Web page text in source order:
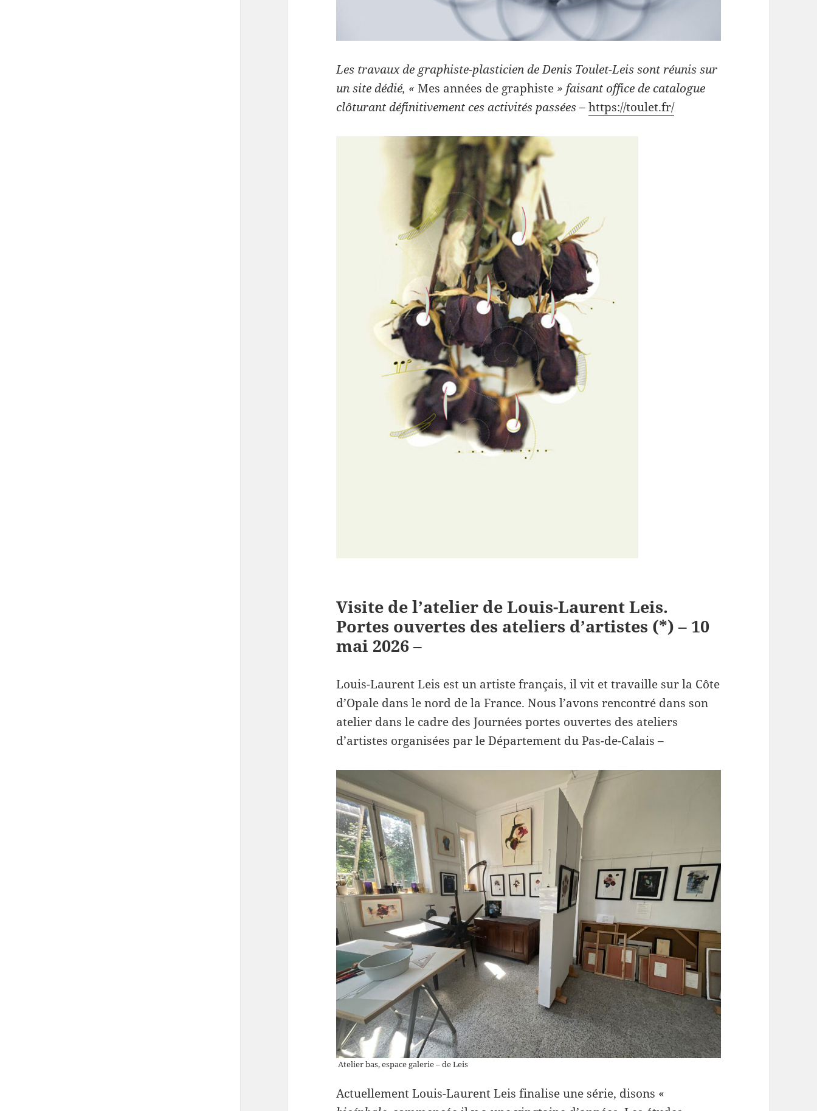
Les travaux de graphiste-plasticien de Denis Toulet-Leis sont réunis sur
un site dédié, «Mes années de graphiste» faisant office de catalogue
clôturant définitivement ces activités passées –https://toulet.fr/
Visite de l’atelier de Louis-Laurent Leis.
Portes ouvertes des ateliers d’artistes (*) – 10
mai 2026 –
Louis-Laurent Leis est un artiste français, il vit et travaille sur la Côte
d’Opale dans le nord de la France. Nous l’avons rencontré dans son
atelier dans le cadre des Journées portes ouvertes des ateliers
d’artistes organisées par le Département du Pas-de-Calais –
Atelier bas, espace galerie – de Leis
Actuellement Louis-Laurent Leis finalise une série, disons «